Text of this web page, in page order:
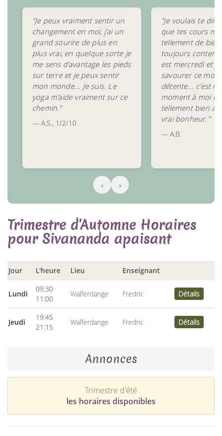
"Je peux vraiment sentir un
changement en moi, j'ai un
grand sourire de plus en
plus vrai, en quelque sorte je
me sens d'avantage les pieds
sur terre et je peux sentir
mon monde... Je suis. Le
yoga m'aide vraiment sur ce
chemin."
— A.S., 1/2/10
"Je voulais te
que tes cours
tellement de
toujours
est mercredi et
savourer ce
détente... c'est
moment à moi et
tellement bien
vrai bonheur."
— A.B.
‹ ›
Trimestre d'Automne Horaires
pour Sivananda apaisant
Jour L'heure Lieu Enseignant
Lundi
09:30
11:00
Walferdange Fredric Détails
Jeudi
19:45
21:15
Walferdange Fredric Détails
Annonces
Trimestre d'été
les horaires disponibles